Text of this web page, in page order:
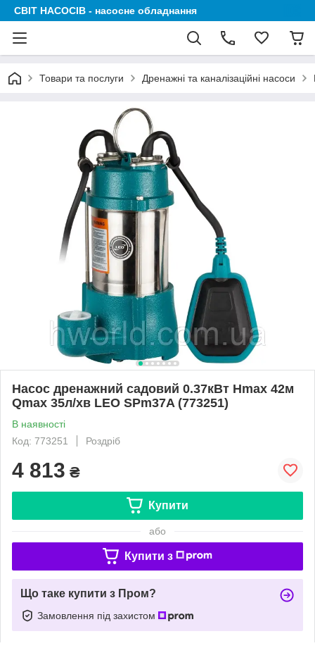
СВІТ НАСОСІВ - насосне обладнання
Товари та послуги Дренажні та каналізаційні насоси
Насос дренажний садовий 0.37кВт Hmax 42м
Qmax 35л/хв LEO SPm37A (773251)
В наявності
Код: 773251
Роздріб
4 813 ₴
Купити
або
Купити з
Що таке купити з Пром?
Замовлення під захистом